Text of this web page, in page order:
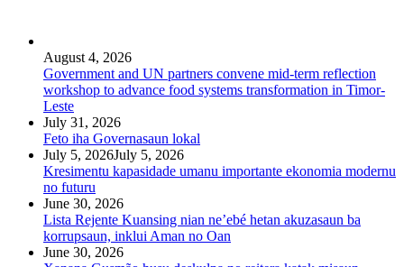
August 4, 2026
Government and UN partners convene mid-term reflection
workshop to advance food systems transformation in Timor-
Leste
July 31, 2026
Feto iha Governasaun lokal
July 5, 2026July 5, 2026
Kresimentu kapasidade umanu importante ekonomia modernu
no futuru
June 30, 2026
Lista Rejente Kuansing nian ne’ebé hetan akuzasaun ba
korrupsaun, inklui Aman no Oan
June 30, 2026